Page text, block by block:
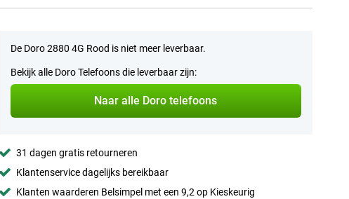
De Doro 2880 4G Rood is niet meer leverbaar.
Bekijk alle Doro Telefoons die leverbaar zijn:
Naar alle Doro telefoons
31 dagen gratis retourneren
Klantenservice dagelijks bereikbaar
Klanten waarderen Belsimpel met een 9,2 op Kieskeurig